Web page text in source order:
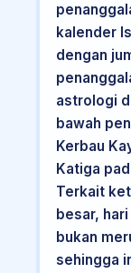
kalender
dengan
astrologi
bawah
Kerbau
Katiga
Terkait
besar,
bukan
sehingga